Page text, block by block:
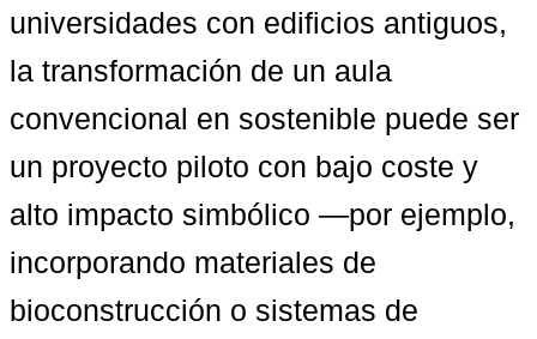
universidades con edificios antiguos,
la transformación de un aula
convencional en sostenible puede ser
un proyecto piloto con bajo coste y
alto impacto simbólico —por ejemplo,
incorporando materiales de
bioconstrucción o sistemas de